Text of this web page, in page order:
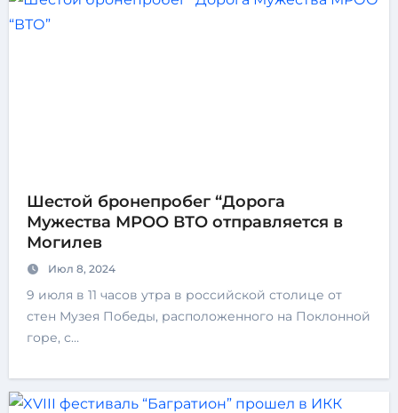
Шестой бронепробег “Дорога
Мужества МРОО ВТО отправляется в
Могилев
Июл 8, 2024
9 июля в 11 часов утра в российской столице от
стен Музея Победы, расположенного на Поклонной
горе, с…